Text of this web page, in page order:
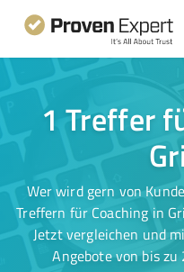
1 Treffer
Wer wird gern von
Treffern für Coaching in
Jetzt vergleichen und
Angebote von bis